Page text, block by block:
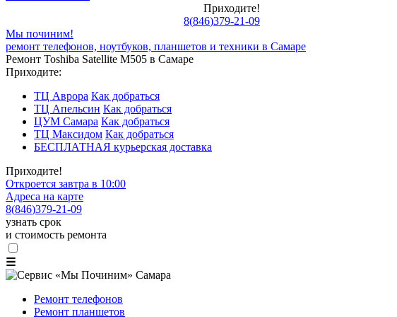
Приходите!
8(846)379-21-09
Мы починим!
ремонт телефонов, ноутбуков, планшетов и техники в Самаре
Ремонт Toshiba Satellite M505 в Самаре
Приходите:
ТЦ Аврора Как добраться
ТЦ Апельсин Как добраться
ЦУМ Самара Как добраться
ТЦ Максидом Как добраться
БЕСПЛАТНАЯ курьерская доставка
Приходите!
Откроется завтра в 10:00
Адреса на карте
8(846)379-21-09
узнать срок
и стоимость ремонта
☰
Ремонт телефонов
Ремонт планшетов